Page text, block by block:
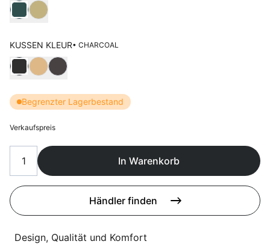
Sprachwahl
Wählen Kleur frame
KUSSEN KLEUR• CHARCOAL
Wählen Kussen kleur
Begrenzter Lagerbestand
Verkaufspreis
In Warenkorb
Händler finden
Design, Qualität und Komfort